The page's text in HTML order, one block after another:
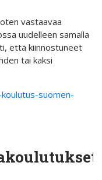
vastaavaa
uudelleen samalla
että kiinnostuneet
tai kaksi
suomen-